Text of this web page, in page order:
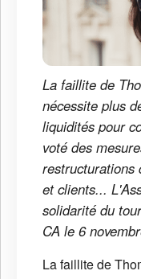
La faillite de
nécessite plus
liquidités pour
voté des
restructurations
et clients...
solidarité du
CA le 6
La faillite de